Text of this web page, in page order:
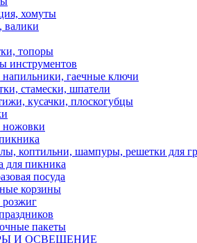
хомуты
валики
топоры
инструментов
гаечные ключи
стамески, шпатели
кусачки, плоскогубцы
коптильни, шампуры, решетки для
для пикника
посуда
корзины
розжиг
пакеты
И ОСВЕЩЕНИЕ